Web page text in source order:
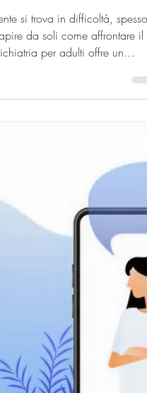
si trova in difficoltà, spesso
da soli come affrontare il
per chi desidera
e benessere. In questo
momenti complessi e a
della tua vita. I benefici
per adulti La psichiatria per
cura del